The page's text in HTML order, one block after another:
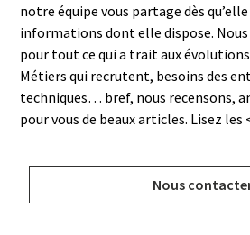
notre équipe vous partage dès
informations dont elle dispose.
pour tout ce qui a trait aux
Métiers qui recrutent, besoins des
techniques… bref, nous recensons,
pour vous de beaux articles. Lisez les
Nous